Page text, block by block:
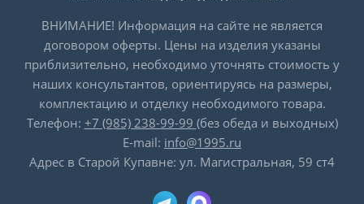
ВНИМАНИЕ! Информация на сайте не является
договором оферты. Цены на изделия указаны
приблизительно, необходимо уточнять стоимость у
наших консультантов, ориентируясь на размеры,
комплектацию и отделку необходимого товара.
Телефон: +7 (985) 238-99-99 (без обеда и выходных)
E-mail: info@1995.ru
Адрес в Старой Купавне: ул. Магистральная, 59 ст4